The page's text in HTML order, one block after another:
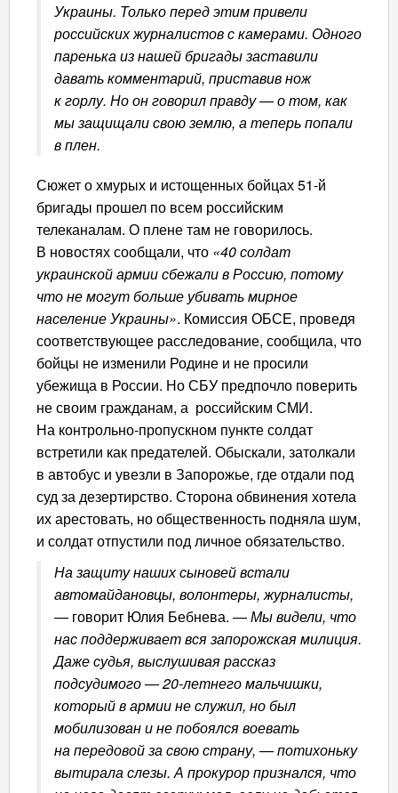
Украины. Только перед этим привели
российских журналистов с камерами. Одного
паренька из нашей бригады заставили
давать комментарий, приставив нож
к горлу. Но он говорил правду — о том, как
мы защищали свою землю, а теперь попали
в плен.
Сюжет о хмурых и истощенных бойцах 51-й
бригады прошел по всем российским
телеканалам. О плене там не говорилось.
В новостях сообщали, что «40 солдат
украинской армии сбежали в Россию, потому
что не могут больше убивать мирное
население Украины». Комиссия ОБСЕ, проведя
соответствующее расследование, сообщила, что
бойцы не изменили Родине и не просили
убежища в России. Но СБУ предпочло поверить
не своим гражданам, а российским СМИ.
На контрольно-пропускном пункте солдат
встретили как предателей. Обыскали, затолкали
в автобус и увезли в Запорожье, где отдали под
суд за дезертирство. Сторона обвинения хотела
их арестовать, но общественность подняла шум,
и солдат отпустили под личное обязательство.
На защиту наших сыновей встали
автомайдановцы, волонтеры, журналисты,
— говорит Юлия Бебнева. —Мы видели, что
нас поддерживает вся запорожская милиция.
Даже судья, выслушивая рассказ
подсудимого — 20-летнего мальчишки,
который в армии не служил, но был
мобилизован и не побоялся воевать
на передовой за свою страну, — потихоньку
вытирала слезы. А прокурор признался, что